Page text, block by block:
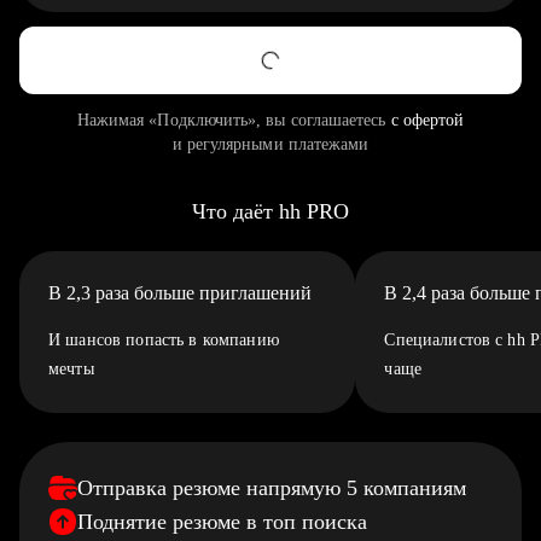
Нажимая «Подключить», вы соглашаетесь с офертой
и регулярными платежами
Что даёт hh PRO
В 2,3 раза больше приглашений
И шансов попасть в компанию
мечты
В 2,4 раза больше
Специалистов с hh
чаще
Отправка резюме напрямую 5 компаниям
Поднятие резюме в топ поиска